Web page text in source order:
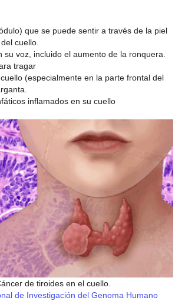
que se puede sentir a través de la piel
cuello.
su voz, incluido el aumento de la ronquera.
tragar
(especialmente en la parte frontal del
inflamados en su cuello
de tiroides en el cuello.
de Investigación del Genoma Humano